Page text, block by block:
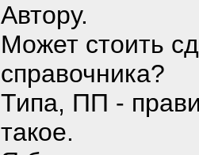
Автору.
Может стоить
справочника?
Типа, ПП -
такое.